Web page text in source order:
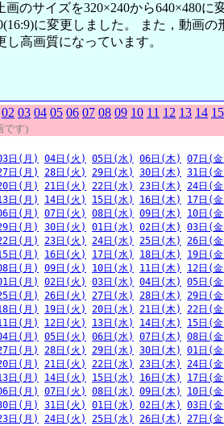
画のサイズを320×240から640×480
に変更しました。 また，動画の
し高画質になっています。
02 03 04 05 06 07 08 09 10 11 12 13 14 15
です)
日(月) 04日(火) 05日(水) 06日(木)
07日(
日(月) 28日(火) 29日(水) 30日(木) 31日(
日(月) 21日(火) 22日(水) 23日(木) 24日(
日(月) 14日(火) 15日(水) 16日(木) 17日(
日(月) 07日(火) 08日(水) 09日(木) 10日(
日(月) 30日(火) 01日(水) 02日(木) 03日(
日(月) 23日(火) 24日(水) 25日(木) 26日(
日(月) 16日(火) 17日(水) 18日(木) 19日(
日(月) 09日(火) 10日(水) 11日(木) 12日(
日(月) 02日(火) 03日(水) 04日(木) 05日(
日(月) 26日(火) 27日(水) 28日(木) 29日(
日(月) 19日(火) 20日(水) 21日(木) 22日(
日(月) 12日(火) 13日(水) 14日(木) 15日(
日(月) 05日(火) 06日(水) 07日(木) 08日(
日(月) 28日(火) 29日(水) 30日(木) 01日(
日(月) 21日(火) 22日(水) 23日(木) 24日(
日(月) 14日(火) 15日(水) 16日(木) 17日(
日(月) 07日(火) 08日(水) 09日(木) 10日(
日(月) 31日(火) 01日(水) 02日(木) 03日(
日(月) 24日(火) 25日(水) 26日(木) 27日(